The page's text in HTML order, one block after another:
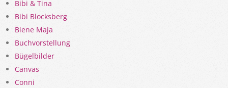
Bibi & Tina
Bibi Blocksberg
Biene Maja
Buchvorstellung
Bügelbilder
Canvas
Conni